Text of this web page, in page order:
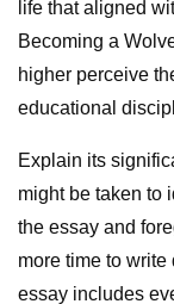
life that aligned
Becoming a
higher perceive
educational
Explain its
might be taken to
the essay and
more time to
essay includes